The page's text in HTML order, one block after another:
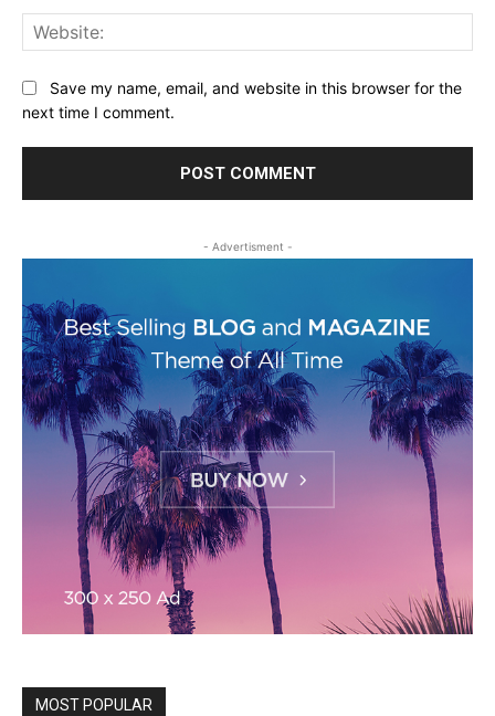
Save my name, email, and website in this browser for the
next time I comment.
- Advertisment -
MOST POPULAR